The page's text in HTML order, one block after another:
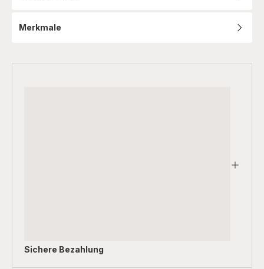
Merkmale
Sichere Bezahlung